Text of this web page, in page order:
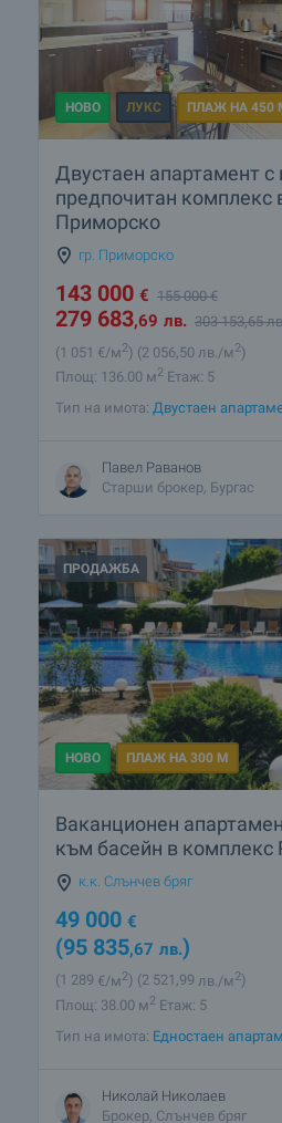
НОВО ЛУКС ПЛАЖ НА 450
Двустаен апартамент с
предпочитан комплекс
Приморско
гр. Приморско
143 000 € 155 000€
279 683,69 лв. 303 153,65
(1 051 €/м2) (2 056,50 лв./м2)
Площ: 136.00 м2 Етаж: 5
Тип на имота: Двустаен
Павел Раванов
Старши брокер, Бургас
ПРОДАЖБА
НОВО ПЛАЖ НА 300 М
Ваканционен
към басейн в комплекс
к.к. Слънчев бряг
49 000 €
(95 835,67 лв.)
(1 289 €/м2) (2 521 ,99 лв./м2)
Площ: 38.00 м2 Етаж: 5
Тип на имота: Едностаен
Николай Николаев
Брокер, Слънчев бряг